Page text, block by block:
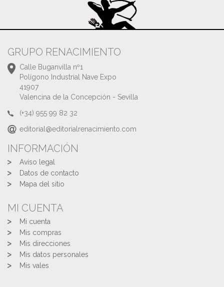
GRUPO RENACIMIENTO
Calle Buganvilla nº1
Polígono Industrial Nave Expo
41907
Valencina de la Concepción - Sevilla
(+34) 955 99 82 32
editorial@editorialrenacimiento.com
INFORMACIÓN
Aviso legal
Datos de contacto
Mapa del sitio
MI CUENTA
Mi cuenta
Mis compras
Mis direcciones
Mis datos personales
Mis vales